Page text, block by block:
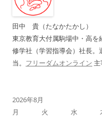
シ
ョ
ン
田中 貴（たなかたかし）
東京教育大付属駒場中・高
修学社（学習指導会）社長
当。 フリーダムオンライン 主
2026年8月
月
火 水